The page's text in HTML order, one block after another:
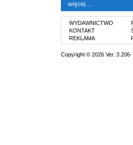
więcej…
WYDAWNICTWO
KONTAKT
REKLAMA
Copyright © 2026 Ver. 3.206·